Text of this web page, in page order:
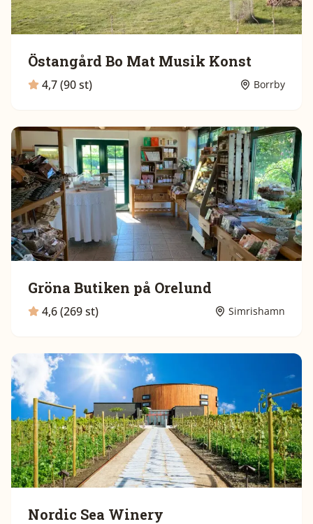
Östangård Bo Mat Musik Konst
4,7 (90 st) Borrby
Gröna Butiken på Orelund
4,6 (269 st) Simrishamn
Nordic Sea Winery